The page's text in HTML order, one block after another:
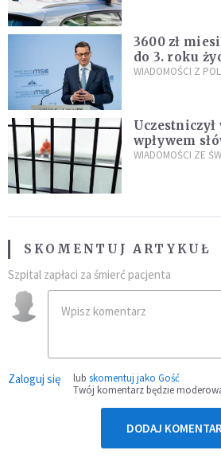
3600 zł
do 3. roku
propozycji
WIADOMOŚCI Z
wpływem
zdanie
WIADOMOŚCI ZE
SKOMENTUJ ARTYKUŁ
Szpital zapłaci za śmierć pacjenta
Zaloguj się lub skomentuj jako Gość
Twój komentarz będzie
DODAJ